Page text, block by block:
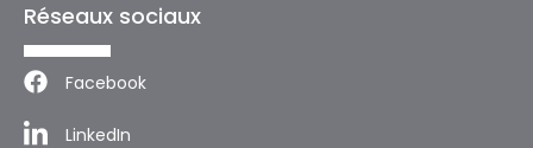
Réseaux sociaux
Facebook
LinkedIn